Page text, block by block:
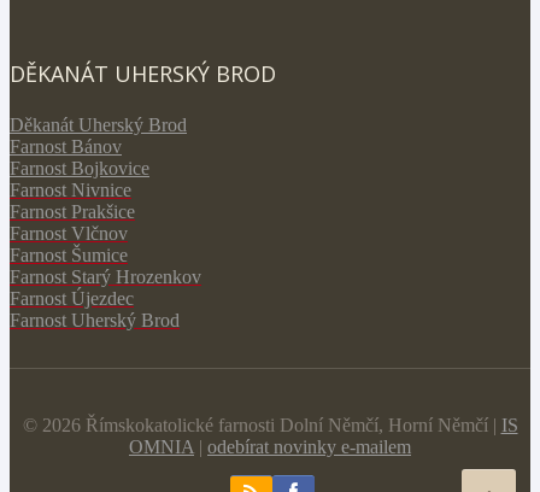
DĚKANÁT UHERSKÝ BROD
Děkanát Uherský Brod
Farnost Bánov
Farnost Bojkovice
Farnost Nivnice
Farnost Prakšice
Farnost Vlčnov
Farnost Šumice
Farnost Starý Hrozenkov
Farnost Újezdec
Farnost Uherský Brod
© 2026 Římskokatolické farnosti Dolní Němčí, Horní Němčí | IS
OMNIA | odebírat novinky e-mailem